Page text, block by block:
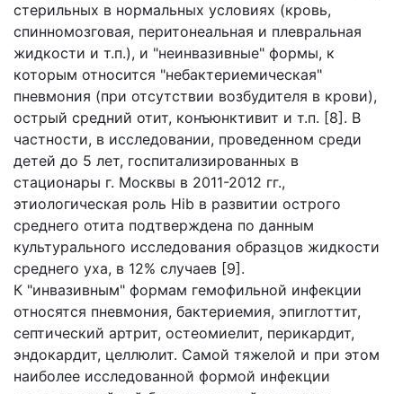
стерильных в нормальных условиях (кровь,
спинномозговая, перитонеальная и плевральная
жидкости и т.п.), и "неинвазивные" формы, к
которым относится "небактериемическая"
пневмония (при отсутствии возбудителя в крови),
острый средний отит, конъюнктивит и т.п. [8]. В
частности, в исследовании, проведенном среди
детей до 5 лет, госпитализированных в
стационары г. Москвы в 2011-2012 гг.,
этиологическая роль Hib в развитии острого
среднего отита подтверждена по данным
культурального исследования образцов жидкости
среднего уха, в 12% случаев [9].
К "инвазивным" формам гемофильной инфекции
относятся пневмония, бактериемия, эпиглоттит,
септический артрит, остеомиелит, перикардит,
эндокардит, целлюлит. Самой тяжелой и при этом
наиболее исследованной формой инфекции